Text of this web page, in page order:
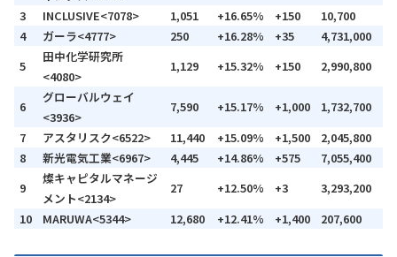
3
INCLUSIVE<7078> 1,051 +16.65% +150
10,700
4
ガーラ<4777> 250 +16.28% +35
4,731,000
5
田中化学研究所
<4080>
1,129 +15.32% +150 2,990,800
6
グローバルウェイ
<3936>
7,590 +15.17% +1,000
1,732,700
7
アスタリスク<6522> 11,440 +15.09% +1,500
2,045,800
8
新光電気工業<6967> 4,445 +14.86% +575
7,055,400
9
燦キャピタルマネージ
メント<2134>
27 +12.50% +3
3,293,200
10
MARUWA<5344> 12,680 +12.41% +1,400 207,600